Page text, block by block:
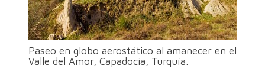
Paseo en globo aerostático al amanecer en el
Valle del Amor, Capadocia, Turquía.